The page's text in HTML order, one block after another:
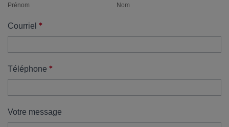
propriétaire
UNE
DÉCISION
!
de
démarrage
:
Prénom Nom
Courriel *
Téléphone *
Votre message